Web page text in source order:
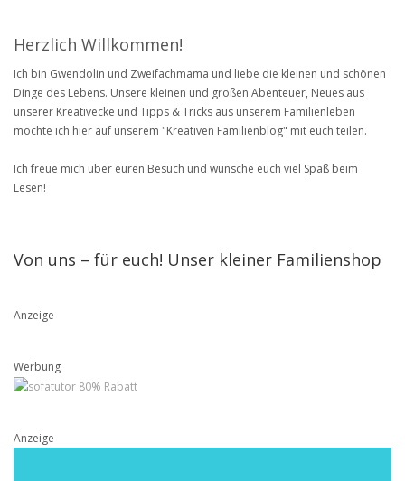
Herzlich Willkommen!
Ich bin Gwendolin und Zweifachmama und liebe die kleinen und schönen
Dinge des Lebens. Unsere kleinen und großen Abenteuer, Neues aus
unserer Kreativecke und Tipps & Tricks aus unserem Familienleben
möchte ich hier auf unserem "Kreativen Familienblog" mit euch teilen.
Ich freue mich über euren Besuch und wünsche euch viel Spaß beim
Lesen!
Von uns – für euch! Unser kleiner Familienshop
Anzeige
Werbung
Anzeige